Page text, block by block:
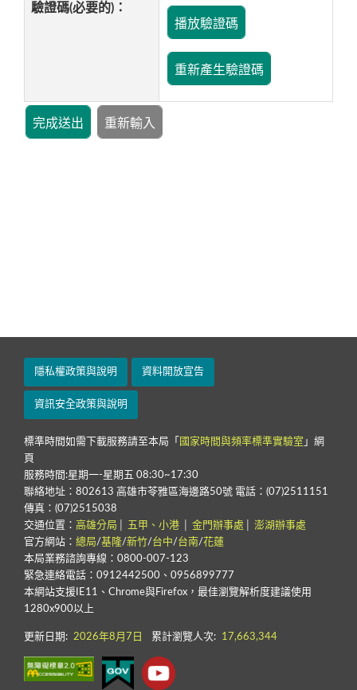
驗證碼(必要的)：
隱私權政策與說明 資料開放宣告
資訊安全政策與說明
標準時間如需下載服務請至本局「 國家時間與頻率標準實驗室 」網
頁
服務時間:星期一-星期五 08:30~17:30
聯絡地址：802613 高雄市苓雅區海邊路50號 電話：(07)2511151
傳真：(07)2515038
交通位置： 高雄分局 五甲、小港 金門辦事處
澎湖辦事處
官方網站： 總局/基隆/新竹/台中/台南/花蓮
本局業務諮詢專線：0800-007-123
緊急連絡電話：0912442500、0956899777
本網站支援IE11、Chrome與Firefox，最佳瀏覽解析度建議使用
1280x900以上
更新日期: 2026年8月7日 累計瀏覽人次: 17,663,344